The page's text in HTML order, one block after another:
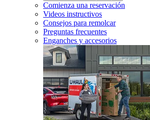
Comienza una reservación
Videos instructivos
Consejos para remolcar
Preguntas frecuentes
Enganches y accesorios